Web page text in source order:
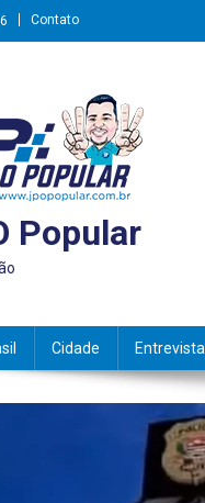
Contato
Popular
Cidade Entrevista